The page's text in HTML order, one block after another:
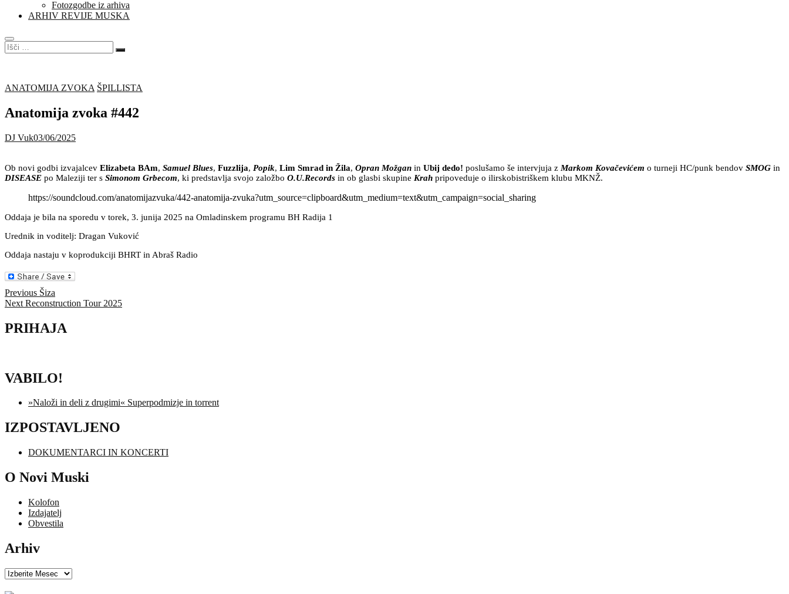
Fotozgodbe iz arhiva
ARHIV REVIJE MUSKA
Išči
…
ANATOMIJA ZVOKA ŠPILLISTA
Anatomija zvoka #442
DJ Vuk03/06/2025
Ob novi godbi izvajalcev Elizabeta BAm, Samuel Blues, Fuzzlija, Popik, Lim Smrad in Žila, Opran Možgan in Ubij dedo! poslušamo še intervjuja z Markom Kovačevićem o turneji HC/punk bendov SMOG in
DISEASE po Maleziji ter s Simonom Grbecom, ki predstavlja svojo založbo O.U.Records in ob glasbi skupine Krah pripoveduje o ilirskobistriškem klubu MKNŽ.
https://soundcloud.com/anatomijazvuka/442-anatomija-zvuka?utm_source=clipboard&utm_medium=text&utm_campaign=social_sharing
Oddaja je bila na sporedu v torek, 3. junija 2025 na Omladinskem programu BH Radija 1
Urednik in voditelj: Dragan Vuković
Oddaja nastaju v koprodukciji BHRT in Abraš Radio
Navigacija
prispevka
Previous Previous
post:
Šiza
Next Next
Reconstruction Tour 2025
PRIHAJA
VABILO!
»Naloži in deli z drugimi« Superpodmizje in torrent
IZPOSTAVLJENO
DOKUMENTARCI IN KONCERTI
O Novi Muski
Kolofon
Izdajatelj
Obvestila
Arhiv
Arhiv